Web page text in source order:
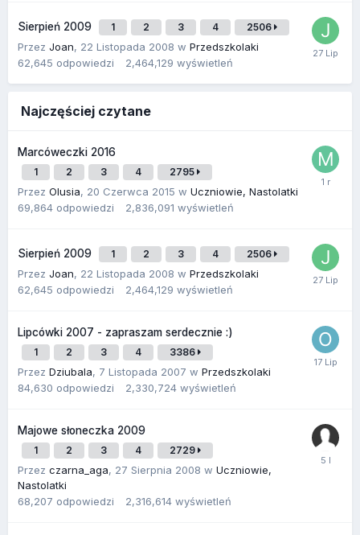
Sierpień 2009 1 2 3 4 2506
Przez Joan, 22 Listopada 2008 w Przedszkolaki
62,645 odpowiedzi 2,464,129 wyświetleń
Najczęściej czytane
Marcóweczki 2016
1 2 3 4 2795
Przez Olusia, 20 Czerwca 2015 w Uczniowie, Nastolatki
69,864 odpowiedzi 2,836,091 wyświetleń
Sierpień 2009 1 2 3 4 2506
Przez Joan, 22 Listopada 2008 w Przedszkolaki
62,645 odpowiedzi 2,464,129 wyświetleń
Lipcówki 2007 - zapraszam serdecznie :)
1 2 3 4 3386
Przez Dziubala, 7 Listopada 2007 w Przedszkolaki
84,630 odpowiedzi 2,330,724 wyświetleń
Majowe słoneczka 2009
1 2 3 4 2729
Przez czarna_aga, 27 Sierpnia 2008 w Uczniowie,
Nastolatki
68,207 odpowiedzi 2,316,614 wyświetleń